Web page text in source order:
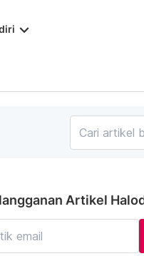
keyboard_arrow_down
Artikel